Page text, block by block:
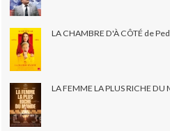
LA CHAMBRE D'À CÔTÉ de
LA FEMME LA PLUS RICHE